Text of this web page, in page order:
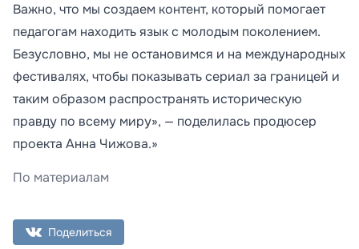
Важно, что мы создаем контент, который помогает
педагогам находить язык с молодым поколением.
Безусловно, мы не остановимся и на международных
фестивалях, чтобы показывать сериал за границей и
таким образом распространять историческую
правду по всему миру», — поделилась продюсер
проекта Анна Чижова.»
По материалам
Поделиться